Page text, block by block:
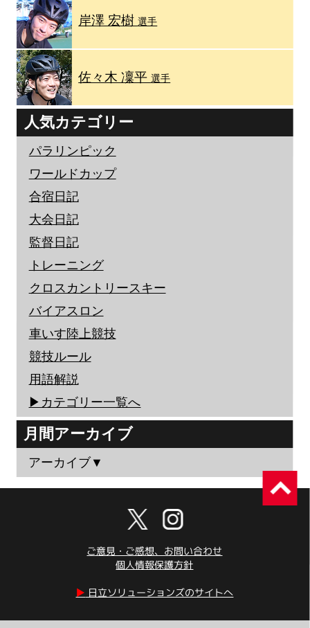
岸澤 宏樹選手
佐々木 凜平選手
人気カテゴリー
パラリンピック
ワールドカップ
合宿日記
大会日記
監督日記
トレーニング
クロスカントリースキー
バイアスロン
車いす陸上競技
競技ルール
用語解説
▶︎カテゴリー一覧へ
月間アーカイブ
アーカイブ▼
ご意見・ご感想、お問い合わせ
個人情報保護方針
▶︎ 日立ソリューションズのサイトへ